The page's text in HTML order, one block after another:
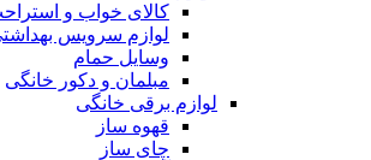
کالای خواب و
لوازم سرویس
وسایل حمام
مبلمان و دکور خانگی
لوازم برقی خانگی
قهوه ساز
چای ساز